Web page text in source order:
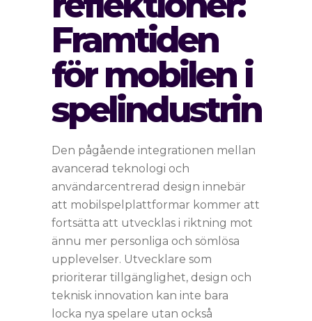
Framtiden
för mobilen i
spelindustrin
Den pågående integrationen mellan
avancerad teknologi och
användarcentrerad design innebär
att mobilspelplattformar kommer att
fortsätta att utvecklas i riktning mot
ännu mer personliga och sömlösa
upplevelser. Utvecklare som
prioriterar tillgänglighet, design och
teknisk innovation kan inte bara
locka nya spelare utan också